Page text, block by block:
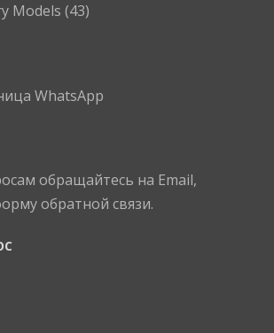
Models (43)
обращайтесь на Email,
обратной связи.